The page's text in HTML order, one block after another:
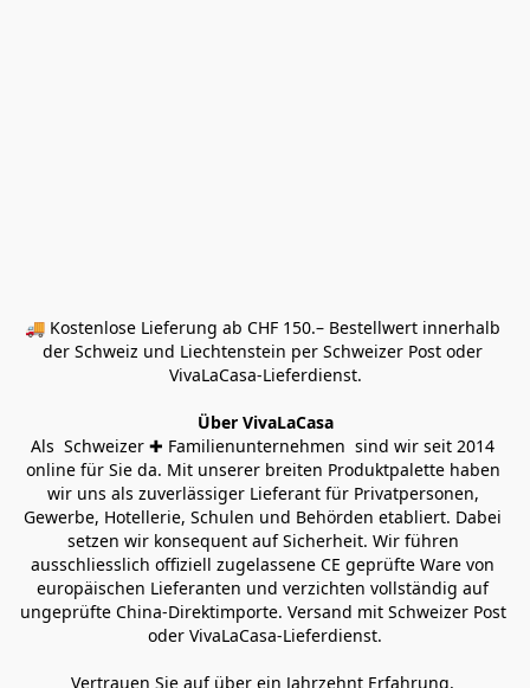
🚚 Kostenlose Lieferung ab CHF 150.– Bestellwert innerhalb
der Schweiz und Liechtenstein per Schweizer Post oder
VivaLaCasa-Lieferdienst.
Über VivaLaCasa
Als  Schweizer ✚ Familienunternehmen  sind wir seit 2014
online für Sie da. Mit unserer breiten Produktpalette haben
wir uns als zuverlässiger Lieferant für Privatpersonen,
Gewerbe, Hotellerie, Schulen und Behörden etabliert. Dabei
setzen wir konsequent auf Sicherheit. Wir führen
ausschliesslich offiziell zugelassene CE geprüfte Ware von
europäischen Lieferanten und verzichten vollständig auf
ungeprüfte China-Direktimporte. Versand mit Schweizer Post
oder VivaLaCasa-Lieferdienst.
Vertrauen Sie auf über ein Jahrzehnt Erfahrung,